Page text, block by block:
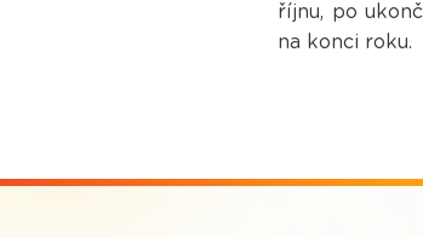
říjnu, po
na konci roku.